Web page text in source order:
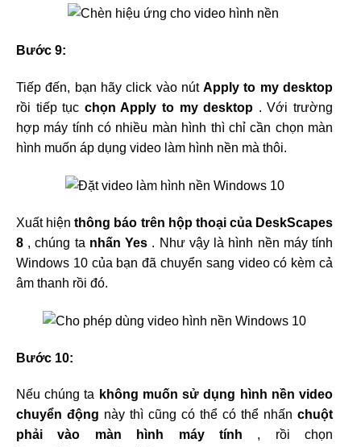
Bước 9:
Tiếp đến, bạn hãy click vào nútApply to my desktop
rồi tiếp tục chọn Apply to my desktop . Với trường
hợp máy tính có nhiều màn hình thì chỉ cần chọn màn
hình muốn áp dụng video làm hình nền mà thôi.
Xuất hiệnthông báo trên hộp thoại của DeskScapes
8 , chúng ta nhấn Yes . Như vậy là hình nền máy tính
Windows 10 của bạn đã chuyển sang video có kèm cả
âm thanh rồi đó.
Bước 10:
Nếu chúng ta không muốn sử dụng hình nền video
chuyển động này thì cũng có thể có thể nhấn chuột
phải vào màn hình máy tính , rồi chọn